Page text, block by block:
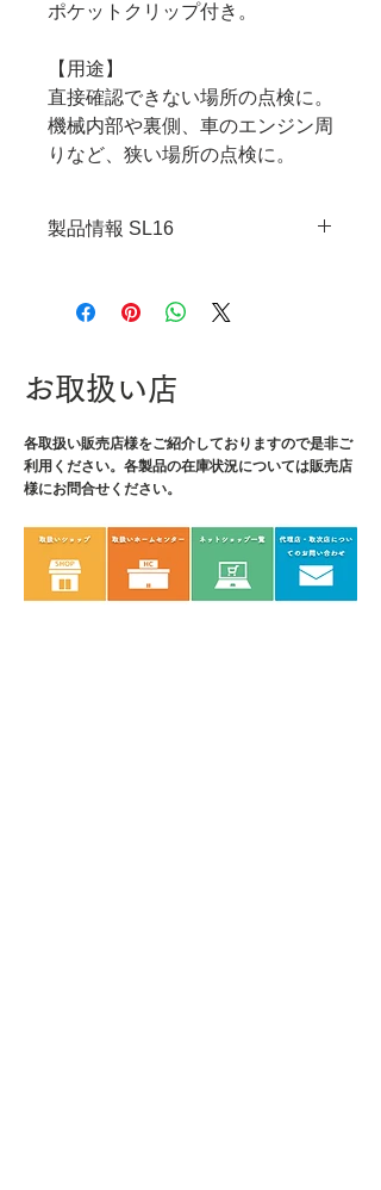
ポケットクリップ付き。
【用途】
直接確認できない場所の点検に。
機械内部や裏側、車のエンジン周
りなど、狭い場所の点検に。
製品情報 SL16
・鏡サイズ：φ40mm
・材質：鏡/ガラス、フレーム/ス
お取扱い店
各取扱い販売店様をご紹介しておりますので是非ご
利用ください。各製品の在庫状況については販売店
様にお問合せください。